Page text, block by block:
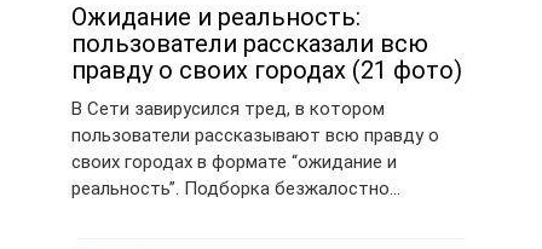
Ожидание и реальность:
пользователи рассказали всю
правду о своих городах (21 фото)
В Сети завирусился тред, в котором
пользователи рассказывают всю правду о
своих городах в формате “ожидание и
реальность”. Подборка безжалостно…